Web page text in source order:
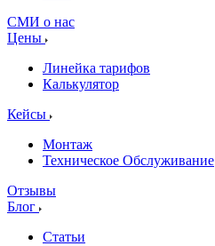
СМИ о нас
Цены
Линейка тарифов
Калькулятор
Кейсы
Монтаж
Техническое Обслуживание
Отзывы
Блог
Статьи